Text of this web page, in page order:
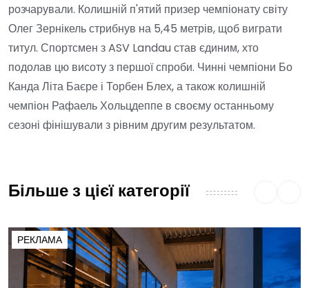
розчарували. Колишній п'ятий призер чемпіонату світу
Олег Зернікель стрибнув на 5,45 метрів, щоб виграти
титул. Спортсмен з ASV Landau став єдиним, хто
подолав цю висоту з першої спроби. Чинні чемпіони Бо
Канда Літа Баєре і Торбен Блех, а також колишній
чемпіон Рафаель Хольцдеппе в своєму останньому
сезоні фінішували з рівним другим результатом.
Більше з цієї категорії
РЕКЛАМА